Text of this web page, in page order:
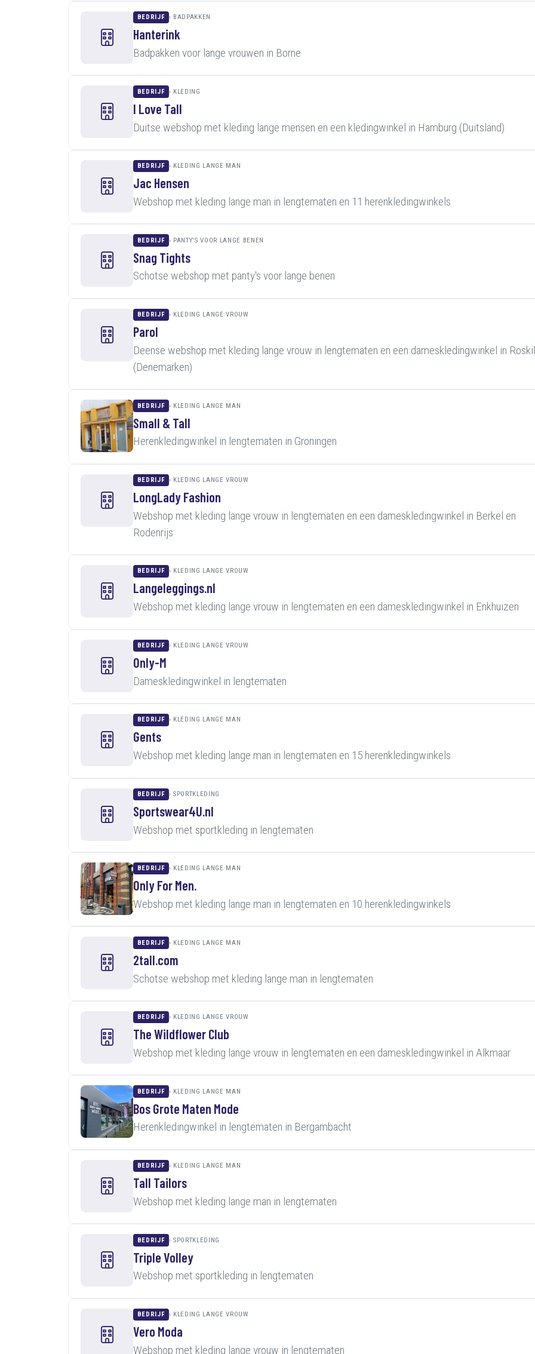
BEDRIJF BADPAKKEN
Hanterink
Badpakken voor lange vrouwen in Borne
BEDRIJF KLEDING
I Love Tall
Duitse webshop met kleding lange mensen en een kledingwinkel in Hamburg (Duitsland)
BEDRIJF KLEDING LANGE MAN
Jac Hensen
Webshop met kleding lange man in lengtematen en 11 herenkledingwinkels
BEDRIJF PANTY'S VOOR LANGE BENEN
Snag Tights
Schotse webshop met panty's voor lange benen
BEDRIJF KLEDING LANGE VROUW
Parol
Deense webshop met kleding lange vrouw in lengtematen en een dameskledingwinkel in
(Denemarken)
BEDRIJF KLEDING LANGE MAN
Small & Tall
Herenkledingwinkel in lengtematen in Groningen
BEDRIJF KLEDING LANGE VROUW
LongLady Fashion
Webshop met kleding lange vrouw in lengtematen en een dameskledingwinkel in Berkel en
Rodenrijs
BEDRIJF KLEDING LANGE VROUW
Langeleggings.nl
Webshop met kleding lange vrouw in lengtematen en een dameskledingwinkel in Enkhuizen
BEDRIJF KLEDING LANGE VROUW
Only-M
Dameskledingwinkel in lengtematen
BEDRIJF KLEDING LANGE MAN
Gents
Webshop met kleding lange man in lengtematen en 15 herenkledingwinkels
BEDRIJF SPORTKLEDING
Sportswear4U.nl
Webshop met sportkleding in lengtematen
BEDRIJF KLEDING LANGE MAN
Only For Men.
Webshop met kleding lange man in lengtematen en 10 herenkledingwinkels
BEDRIJF KLEDING LANGE MAN
2tall.com
Schotse webshop met kleding lange man in lengtematen
BEDRIJF KLEDING LANGE VROUW
The Wildflower Club
Webshop met kleding lange vrouw in lengtematen en een dameskledingwinkel in Alkmaar
BEDRIJF KLEDING LANGE MAN
Bos Grote Maten Mode
Herenkledingwinkel in lengtematen in Bergambacht
BEDRIJF KLEDING LANGE MAN
Tall Tailors
Webshop met kleding lange man in lengtematen
BEDRIJF SPORTKLEDING
Triple Volley
Webshop met sportkleding in lengtematen
BEDRIJF KLEDING LANGE VROUW
Vero Moda
Webshop met kleding lange vrouw in lengtematen